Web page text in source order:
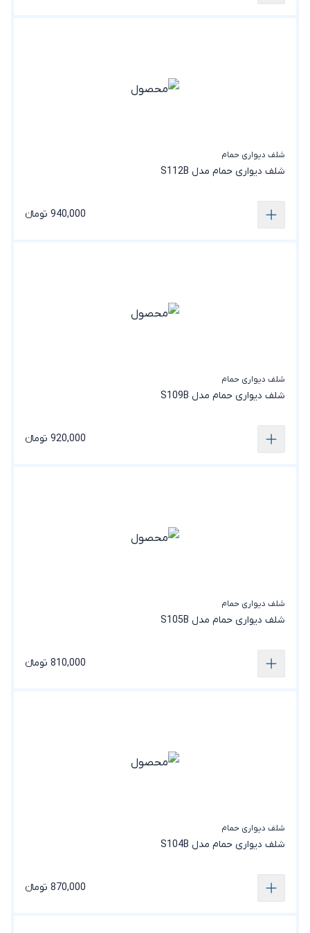
شلف دیواری حمام
شلف دیواری حمام مدل S112B
940,000 تومانء
شلف دیواری حمام
شلف دیواری حمام مدل S109B
920,000 تومانء
شلف دیواری حمام
شلف دیواری حمام مدل S105B
810,000 تومانء
شلف دیواری حمام
شلف دیواری حمام مدل S104B
870,000 تومانء